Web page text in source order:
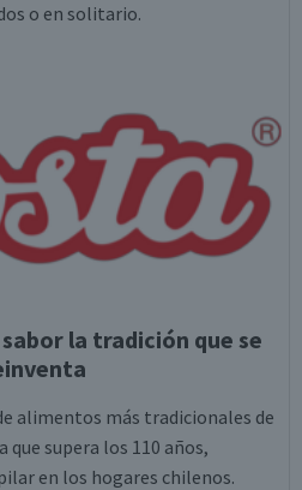
o en solitario.
la tradición que se
alimentos más tradicionales de
supera los 110 años,
en los hogares chilenos.